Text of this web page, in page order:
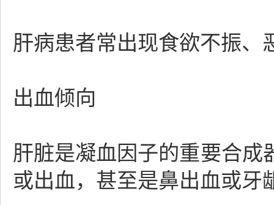
肝病患者常出现食欲不振、
出血倾向
肝脏是凝血因子的重要合成
或出血，甚至是鼻出血或牙